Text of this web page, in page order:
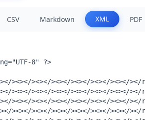
CSV Markdown XML PDF